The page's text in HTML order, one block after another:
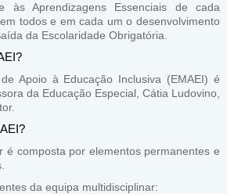
às Aprendizagens Essenciais de cada
todos e em cada um o desenvolvimento
da Escolaridade Obrigatória.
Apoio à Educação Inclusiva (EMAEI) é
da Educação Especial, Cátia Ludovino,
é composta por elementos permanentes e
da equipa multidisciplinar: